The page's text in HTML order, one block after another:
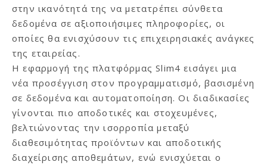
στην ικανότητά της να μετατρέπει σύνθετα
δεδομένα σε αξιοποιήσιμες πληροφορίες, οι
οποίες θα ενισχύσουν τις επιχειρησιακές ανάγκες
της εταιρείας.
Η εφαρμογή της πλατφόρμας Slim4 εισάγει μια
νέα προσέγγιση στον προγραμματισμό, βασισμένη
σε δεδομένα και αυτοματοποίηση. Οι διαδικασίες
γίνονται πιο αποδοτικές και στοχευμένες,
βελτιώνοντας την ισορροπία μεταξύ
διαθεσιμότητας προϊόντων και αποδοτικής
διαχείρισης αποθεμάτων, ενώ ενισχύεται ο